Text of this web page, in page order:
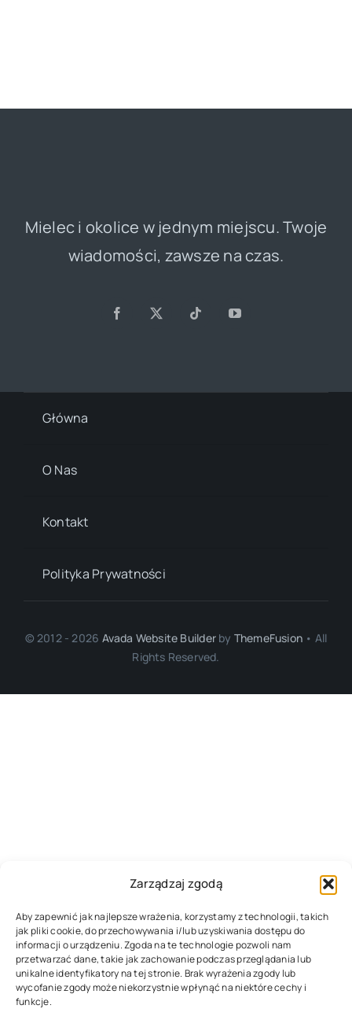
Zarządzaj zgodą
Aby zapewnić jak najlepsze wrażenia, korzystamy z technologii, takich
jak pliki cookie, do przechowywania i/lub uzyskiwania dostępu do
informacji o urządzeniu. Zgoda na te technologie pozwoli nam
przetwarzać dane, takie jak zachowanie podczas przeglądania lub
unikalne identyfikatory na tej stronie. Brak wyrażenia zgody lub
wycofanie zgody może niekorzystnie wpłynąć na niektóre cechy i
funkcje.
Mielec i okolice w jednym miejscu. Twoje
wiadomości, zawsze na czas.
Główna
O Nas
Kontakt
Polityka Prywatności
© 2012 - 2026 Avada Website Builderby ThemeFusion • All
Rights Reserved.